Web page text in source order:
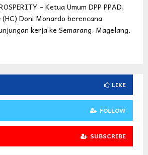
– Ketua Umum DPP PPAD,
Doni Monardo berencana
kerja ke Semarang, Magelang,
LIKE
FOLLOW
SUBSCRIBE